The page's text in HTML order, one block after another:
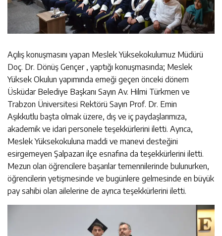
Açılış konuşmasını yapan Meslek Yüksekokulumuz Müdürü
Doç. Dr. Dönüş Gençer , yaptığı konuşmasında; Meslek
Yüksek Okulun yapımında emeği geçen önceki dönem
Üsküdar Belediye Başkanı Sayın Av. Hilmi Türkmen ve
Trabzon Üniversitesi Rektörü Sayın Prof. Dr. Emin
Aşıkkutlu başta olmak üzere, dış ve iç paydaşlarımıza,
akademik ve idari personele teşekkürlerini iletti. Ayrıca,
Meslek Yüksekokuluna maddi ve manevi desteğini
esirgemeyen Şalpazarı ilçe esnafına da teşekkürlerini iletti.
Mezun olan öğrencilere başarılar temennilerinde bulunurken,
öğrencilerin yetişmesinde ve bugünlere gelmesinde en büyük
pay sahibi olan ailelerine de ayrıca teşekkürlerini iletti.